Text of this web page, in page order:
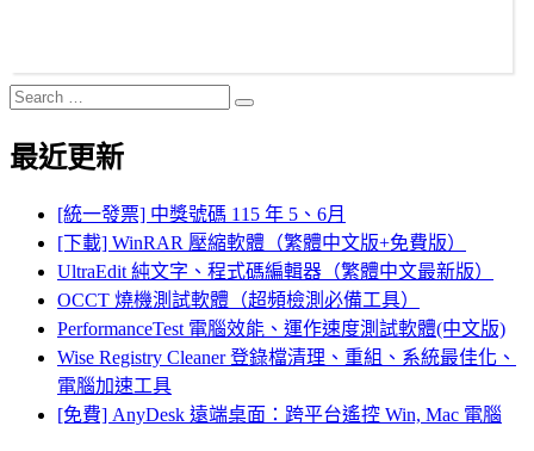
Search
for:
Search
最近更新
[統一發票] 中獎號碼 115 年 5、6月
[下載] WinRAR 壓縮軟體（繁體中文版+免費版）
UltraEdit 純文字、程式碼編輯器（繁體中文最新版）
OCCT 燒機測試軟體（超頻檢測必備工具）
PerformanceTest 電腦效能、運作速度測試軟體(中文版)
Wise Registry Cleaner 登錄檔清理、重組、系統最佳化、
電腦加速工具
[免費] AnyDesk 遠端桌面：跨平台遙控 Win, Mac 電腦